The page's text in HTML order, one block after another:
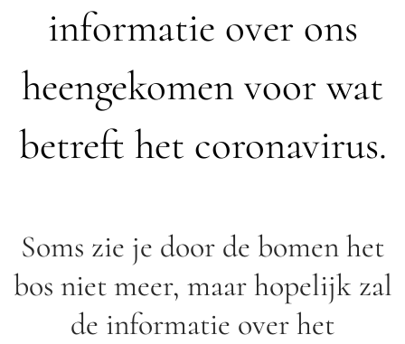
informatie over ons
heengekomen voor wat
betreft het coronavirus.
Soms zie je door de bomen het
bos niet meer, maar hopelijk zal
de informatie over het